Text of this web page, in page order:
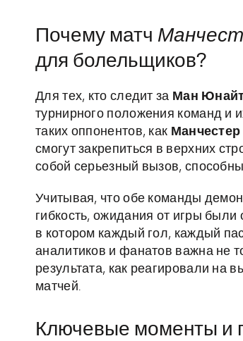
Почему матч
для болельщиков?
Для тех, кто следит за Ман
турнирного положения команд и
таких оппонентов, как
смогут закрепиться в верхних
собой серьезный вызов,
Учитывая, что обе команды
гибкость, ожидания от игры
в котором каждый гол, каждый
аналитиков и фанатов важна не
результата, как реагировали на
матчей.
Ключевые моменты и